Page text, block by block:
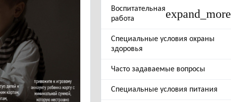
Воспитательная
работа
expand_more
Специальные условия охраны
здоровья
Часто задаваемые вопросы
Специальные условия питания